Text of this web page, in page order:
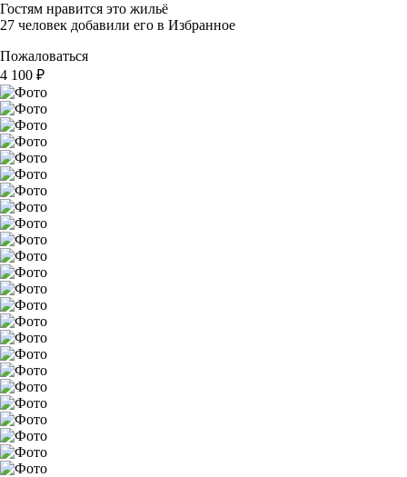
Гостям нравится это жильё
27 человек добавили его в Избранное
Пожаловаться
4 100 ₽